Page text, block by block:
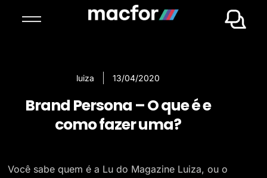
luiza 13/04/2020
Brand Persona – O que é e
como fazer uma?
Você sabe quem é a Lu do Magazine Luiza, ou o